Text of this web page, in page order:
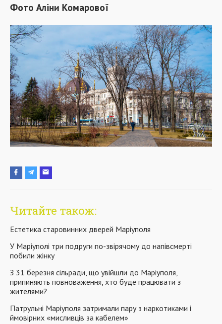
Фото Аліни Комарової
Читайте також:
Естетика старовинних дверей Маріуполя
У Маріуполі три подруги по-звірячому до напівсмерті
побили жінку
З 31 березня сільради, що увійшли до Маріуполя,
припиняють повноваження, хто буде працювати з
жителями?
Патрульні Маріуполя затримали пару з наркотиками і
ймовірних «мисливців за кабелем»